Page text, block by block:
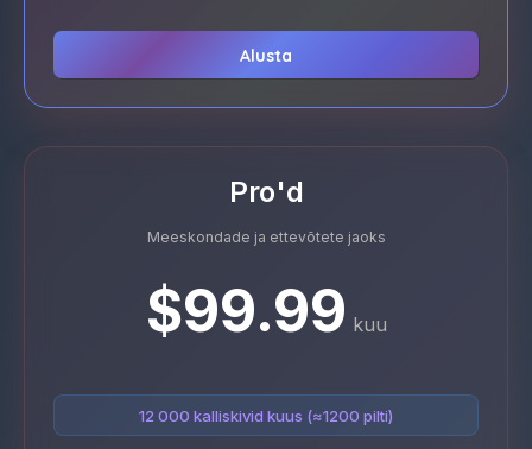
Alusta
Pro'd
Meeskondade ja ettevõtete jaoks
$99.99 kuu
12 000 kalliskivid kuus (≈1200 pilti)